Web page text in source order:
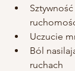
Uczucie
Ból
ruchach